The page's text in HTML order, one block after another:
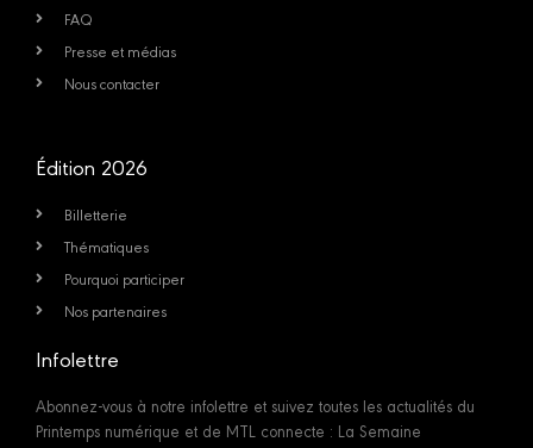
FAQ
Presse et médias
Nous contacter
Édition 2026
Billetterie
Thématiques
Pourquoi participer
Nos partenaires
Infolettre
Abonnez-vous à notre infolettre et suivez toutes les actualités du
Printemps numérique et de MTL connecte : La Semaine